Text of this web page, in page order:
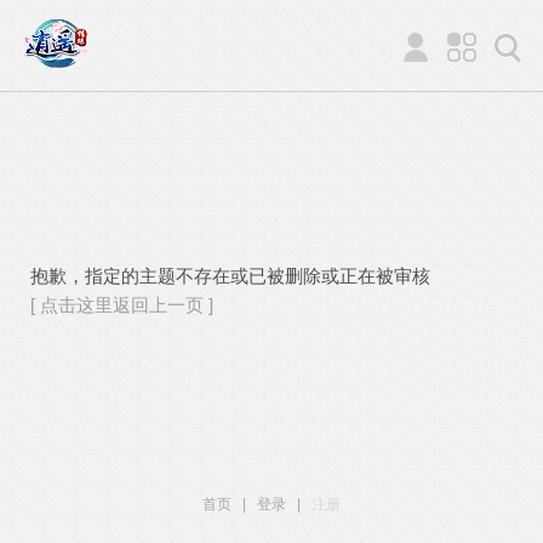
抱歉，指定的主题不存在或已被删除或正在被审核
[ 点击这里返回上一页 ]
首页 登录 注册